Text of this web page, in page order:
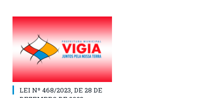
LEI Nº 468/2023, DE 28 DE